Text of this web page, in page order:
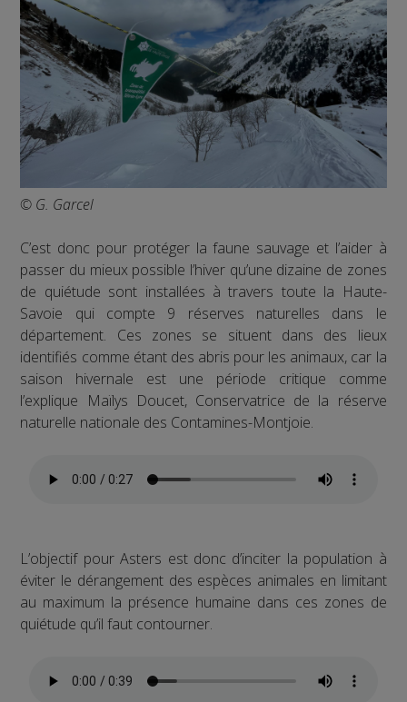
© G. Garcel
C’est donc pour protéger la faune sauvage et l’aider à
passer du mieux possible l’hiver qu’une dizaine de zones
de quiétude sont installées à travers toute la Haute-
Savoie qui compte 9 réserves naturelles dans le
département. Ces zones se situent dans des lieux
identifiés comme étant des abris pour les animaux, car la
saison hivernale est une période critique comme
l’explique Maïlys Doucet, Conservatrice de la réserve
naturelle nationale des Contamines-Montjoie.
L’objectif pour Asters est donc d’inciter la population à
éviter le dérangement des espèces animales en limitant
au maximum la présence humaine dans ces zones de
quiétude qu’il faut contourner.